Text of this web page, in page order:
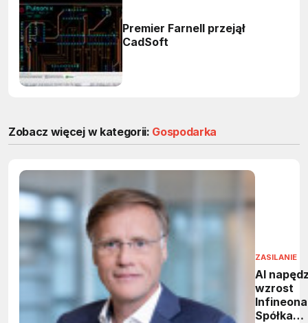
Premier Farnell przejął
CadSoft
Zobacz więcej w kategorii: Gospodarka
ZASILANIE
AI
wzrost
Spółka